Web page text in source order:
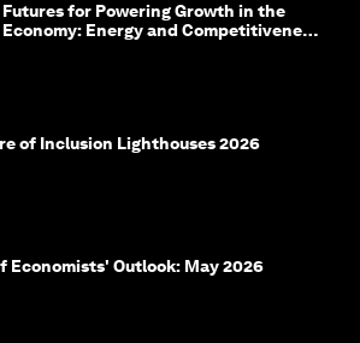
Futures for Powering Growth in the
Economy: Energy and Competitiveness
of Inclusion Lighthouses 2026
Economists' Outlook: May 2026